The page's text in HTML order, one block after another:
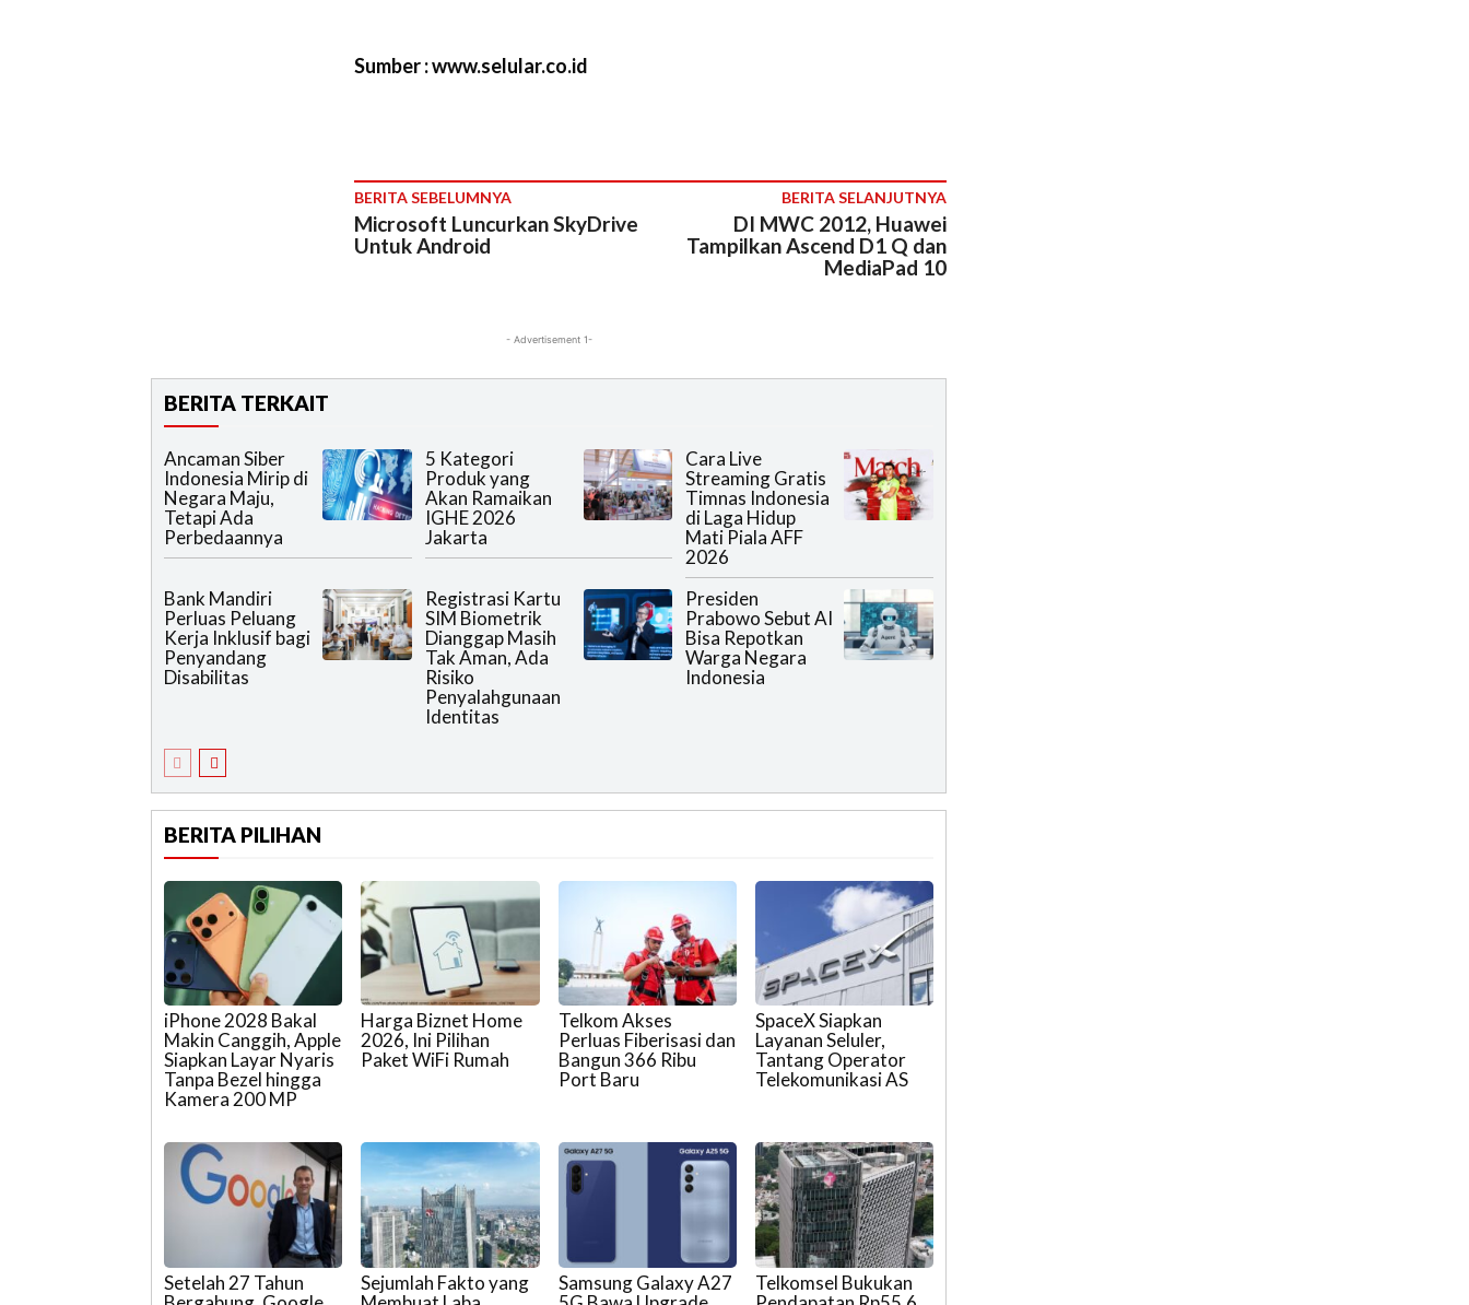
Sumber : www.selular.co.id
BERITA SEBELUMNYA
Microsoft Luncurkan SkyDrive
Untuk Android
BERITA SELANJUTNYA
DI MWC 2012, Huawei
Tampilkan Ascend D1 Q dan
MediaPad 10
- Advertisement 1-
BERITA TERKAIT
Ancaman Siber
Indonesia Mirip di
Negara Maju,
Tetapi Ada
Perbedaannya
5 Kategori
Produk yang
Akan Ramaikan
IGHE 2026
Jakarta
Cara Live
Streaming Gratis
Timnas Indonesia
di Laga Hidup
Mati Piala AFF
2026
Bank Mandiri
Perluas Peluang
Kerja Inklusif bagi
Penyandang
Disabilitas
Registrasi Kartu
SIM Biometrik
Dianggap Masih
Tak Aman, Ada
Risiko
Penyalahgunaan
Identitas
Presiden
Prabowo Sebut AI
Bisa Repotkan
Warga Negara
Indonesia
BERITA PILIHAN
iPhone 2028 Bakal
Makin Canggih, Apple
Siapkan Layar Nyaris
Tanpa Bezel hingga
Kamera 200 MP
Harga Biznet Home
2026, Ini Pilihan
Paket WiFi Rumah
Telkom Akses
Perluas Fiberisasi dan
Bangun 366 Ribu
Port Baru
SpaceX Siapkan
Layanan Seluler,
Tantang Operator
Telekomunikasi AS
Setelah 27 Tahun
Sejumlah Fakto yang
Samsung Galaxy A27
Telkomsel Bukukan